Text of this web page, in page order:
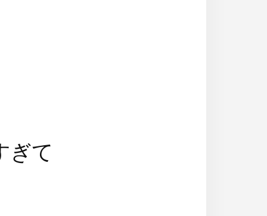
ぎて